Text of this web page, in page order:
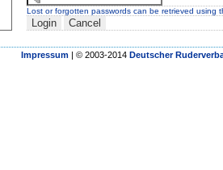
Lost or forgotten passwords can be retrieved using
Impressum | © 2003-2014 Deutscher